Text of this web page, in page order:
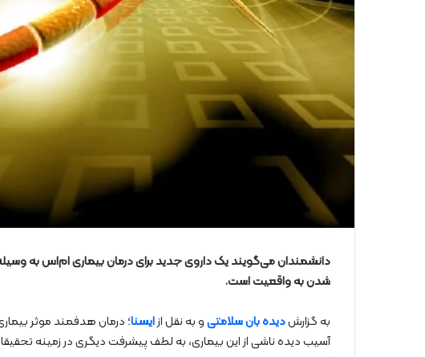
دانشمندان می‌گویند یک داروی جدید برای درمان بیماری ام‌اس به
شدن به واقعیت است.
به گزارشدیده بان سلامتیو به نقل ازایسنا
آسیب دیده ناشی از این بیماری، به لطف پیشرفت دیگری در زمینه